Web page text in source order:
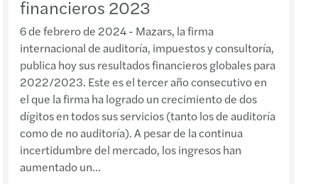
- Facturación digital
ley para las ONG y OSFL
de SPE y AR
de Gacetas Oficiales del 07 al 21-08-2024
en 0% la alícuota del IGTF
financieros 2023
6 de febrero de 2024 - Mazars, la firma
internacional de auditoría, impuestos y consultoría,
publica hoy sus resultados financieros globales para
2022/2023. Este es el tercer año consecutivo en
el que la firma ha logrado un crecimiento de dos
dígitos en todos sus servicios (tanto los de auditoría
como de no auditoría). A pesar de la continua
incertidumbre del mercado, los ingresos han
aumentado un...